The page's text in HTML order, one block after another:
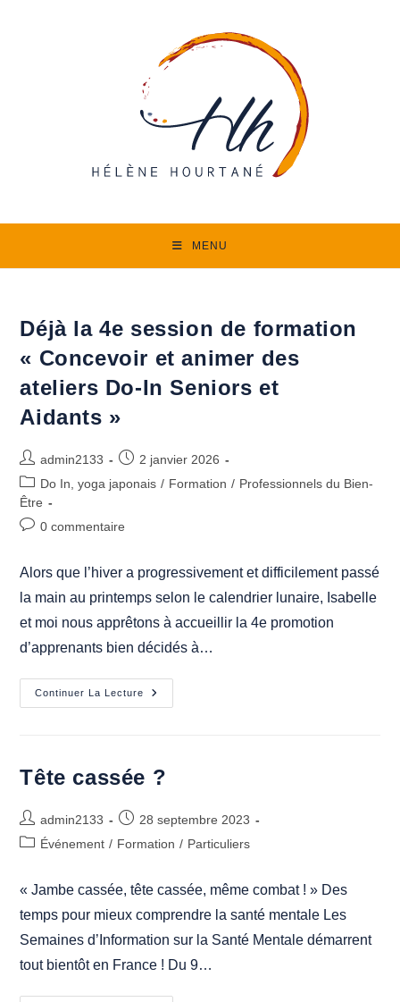
MENU
Déjà la 4e session de formation
« Concevoir et animer des
ateliers Do-In Seniors et
Aidants »
Auteur/autrice
de
la
admin2133
Publication
publiée :
2 janvier 2026
Post
category:
Do In, yoga japonais / Formation / Professionnels du Bien-
Être
Commentaires
publication :
0 commentaire
Alors que l’hiver a progressivement et difficilement passé
la main au printemps selon le calendrier lunaire, Isabelle
et moi nous apprêtons à accueillir la 4e promotion
d’apprenants bien décidés à…
Continuer La Lecture
Déjà
La
« Concevoir
Et
Ateliers
In
Aidants »
Tête cassée ?
Auteur/autrice
de
admin2133
Publication
publiée :
28 septembre 2023
PostÉvénement / Formation / Particuliers
« Jambe cassée, tête cassée, même combat ! » Des
temps pour mieux comprendre la santé mentale Les
Semaines d’Information sur la Santé Mentale démarrent
tout bientôt en France ! Du 9…